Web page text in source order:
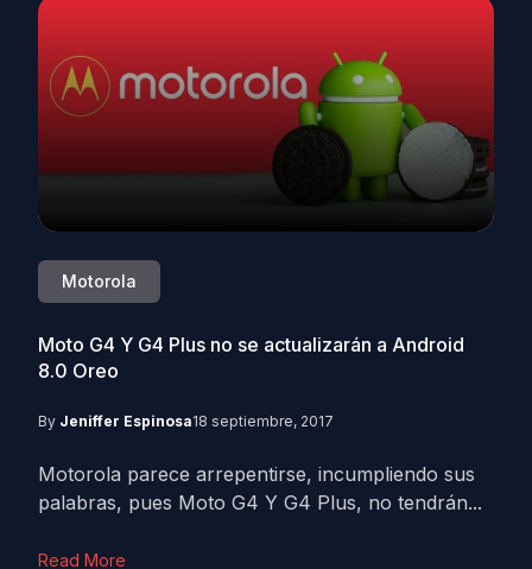
Motorola
Moto G4 Y G4 Plus no se actualizarán a Android
8.0 Oreo
By Jeniffer Espinosa18 septiembre, 2017
Motorola parece arrepentirse, incumpliendo sus
palabras, pues Moto G4 Y G4 Plus, no tendrán...
Read More